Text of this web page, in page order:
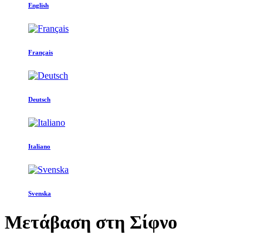
English
Français
Deutsch
Italiano
Svenska
Μετάβαση στη Σίφνο